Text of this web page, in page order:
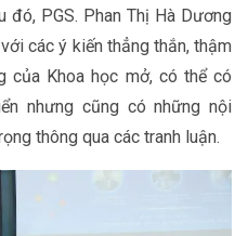
đó, PGS. Phan Thị Hà Dương
các ý kiến thẳng thắn, thậm
của Khoa học mở, có thể có
nhưng cũng có những nội
thông qua các tranh luận.